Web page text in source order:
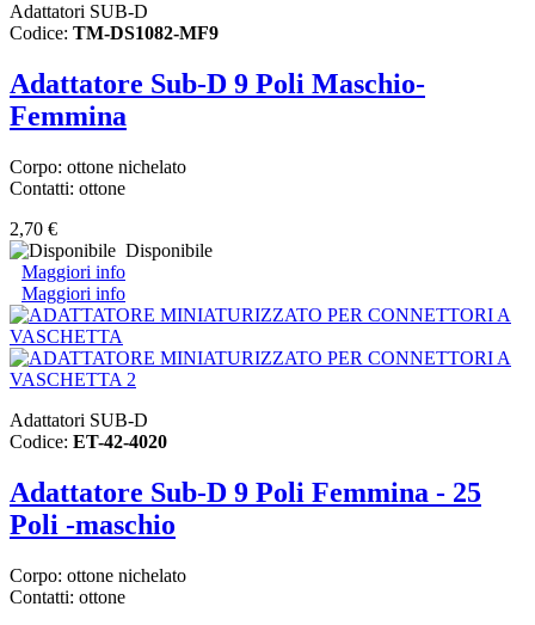
Adattatori SUB-D
Codice: TM-DS1082-MF9
Adattatore Sub-D 9 Poli Maschio-
Femmina
Corpo: ottone nichelato
Contatti: ottone
2,70 €
Disponibile
Maggiori info
Maggiori info
Adattatori SUB-D
Codice: ET-42-4020
Adattatore Sub-D 9 Poli Femmina - 25
Poli -maschio
Corpo: ottone nichelato
Contatti: ottone